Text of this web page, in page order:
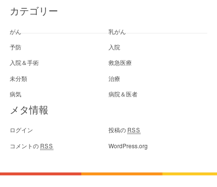
カテゴリー
がん
乳がん
予防
入院
入院＆手術
救急医療
未分類
治療
病気
病院＆医者
メタ情報
ログイン 投稿の RSS
コメントの RSS WordPress.org